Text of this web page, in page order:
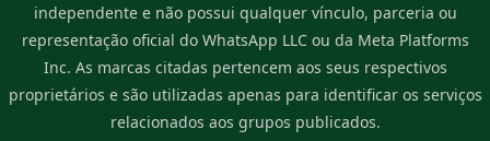
independente e não possui qualquer vínculo, parceria ou
representação oficial do WhatsApp LLC ou da Meta Platforms
Inc. As marcas citadas pertencem aos seus respectivos
proprietários e são utilizadas apenas para identificar os serviços
relacionados aos grupos publicados.